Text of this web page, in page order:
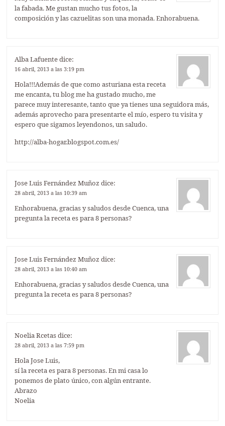
la fabada. Me gustan mucho tus fotos, la
composición y las cazuelitas son una monada. Enhorabuena.
Alba Lafuentedice:
16 abril, 2013 a las 3:19 pm
Hola!!!Además de que como asturiana esta receta
me encanta, tu blog me ha gustado mucho, me
parece muy interesante, tanto que ya tienes una seguidora más,
además aprovecho para presentarte el mío, espero tu visita y
espero que sigamos leyendonos, un saludo.
http://alba-hogar.blogspot.com.es/
Jose Luis Fernández Muñoz dice:
28 abril, 2013 a las 10:39 am
Enhorabuena, gracias y saludos desde Cuenca, una
pregunta la receta es para 8 personas?
Jose Luis Fernández Muñoz dice:
28 abril, 2013 a las 10:40 am
Enhorabuena, gracias y saludos desde Cuenca, una
pregunta la receta es para 8 personas?
Noelia Rcetasdice:
28 abril, 2013 a las 7:59 pm
Hola Jose Luis,
sí la receta es para 8 personas. En mi casa lo
ponemos de plato único, con algún entrante.
Abrazo
Noelia